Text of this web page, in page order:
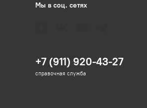
Мы в соц. сетях
+7 (911) 920-43-27
справочная служба